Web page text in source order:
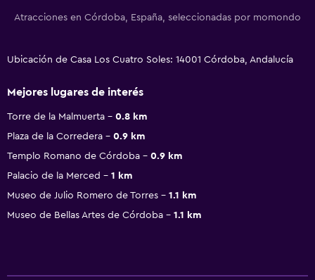
Atracciones en Córdoba, España, seleccionadas por momondo
Ubicación de Casa Los Cuatro Soles: 14001 Córdoba, Andalucía
Mejores lugares de interés
Torre de la Malmuerta
0.8 km
Plaza de la Corredera
0.9 km
Templo Romano de Córdoba
0.9 km
Palacio de la Merced
1 km
Museo de Julio Romero de Torres
1.1 km
Museo de Bellas Artes de Córdoba
1.1 km